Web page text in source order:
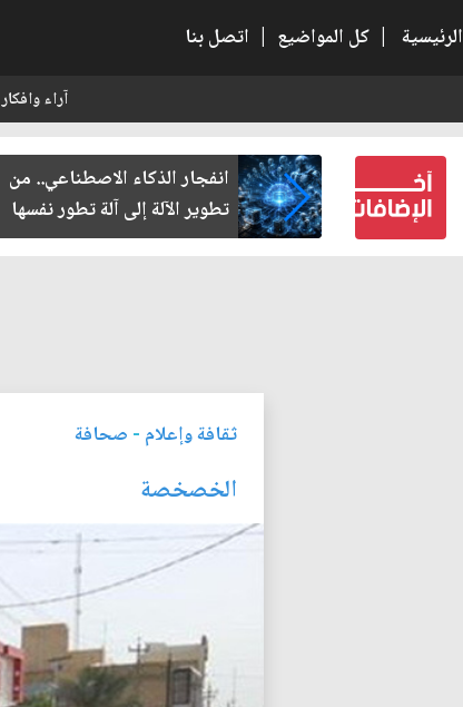
الرئيسية | كل المواضيع | اتصل بنا
آراء وافكار
عادة
انفجار الذكاء الاصطناعي.. من
تطوير الآلة إلى آلة تطور نفسها
ثقافة وإعلام - صحافة
الخصخصة